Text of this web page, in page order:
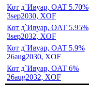
Кот д`Ивуар, OAT 5.70%
3sep2030, XOF
Кот д`Ивуар, OAT 5.95%
3sep2032, XOF
Кот д`Ивуар, OAT 5.9%
26aug2030, XOF
Кот д`Ивуар, OAT 6%
26aug2032, XOF